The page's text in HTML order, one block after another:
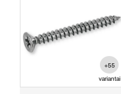
+55
variantai